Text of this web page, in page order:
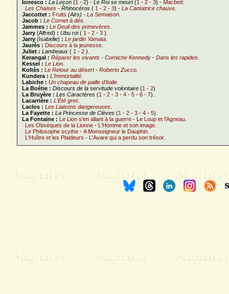
Ionesco : La Leçon (1 - 2) - Le Roi se meurt(1 - 2 - 3) - Macbett.
Les Chaises - Rhinocéros ( 1 - 2 - 3) - La Cantatrice chauve
Jaccottet : Fruits (Airs) - La Semaison
Jacob : Le Cornet à dés.
Jammes : Le Deuil des primevères
Jarry (Alfred) : Ubu roi( 1 - 2 - 3 )
Jarry (Isabelle) : Le jardin Yamata
Jaurès : Discours à la jeunesse
Juliet : Lambeaux ( 1 - 2 ).
Kerangal : Réparer les vivants - Corniche Kennedy - Dans les rapides
Kessel : Le Lion
Koltès : Le Retour au désert- Roberto Zucco
Kundera : L'Immortalité
Labiche : Un chapeau de paille d'Italie
La Boétie : Discours de la servitude volontaire (1 - 2)
La Bruyère : Les Caractères (1 - 2 - 3 - 4 - 5 - 6 - 7).
Lacarrière : L'Été grec.
Laclos : Les Liaisons dangereuses
La Fayette : La Princesse de Clèves (1 - 2 - 3 - 4 - 5).
La Fontaine : Le Lion s'en allant à la guerre - Le Loup et l'Agneau
Les Obsèques de la Lionne - L'Homme et son image
Le Philosophe scythe - A Monseigneur le Dauphin
L'Huître et les Plaideurs - L'Avare qui a perdu son trésor